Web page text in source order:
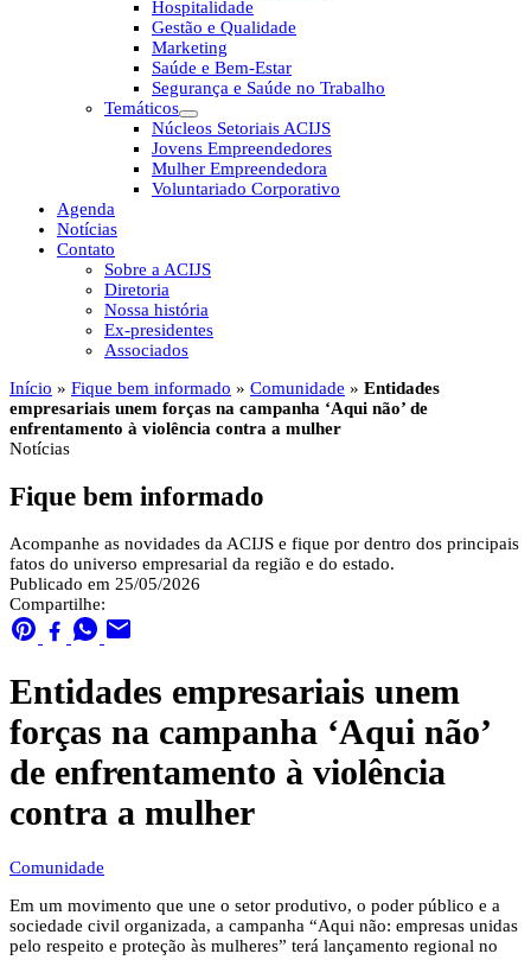
Hospitalidade
Gestão e Qualidade
Marketing
Saúde e Bem-Estar
Segurança e Saúde no Trabalho
Temáticos
Núcleos Setoriais ACIJS
Jovens Empreendedores
Mulher Empreendedora
Voluntariado Corporativo
Agenda
Notícias
Contato
Sobre a ACIJS
Diretoria
Nossa história
Ex-presidentes
Associados
Início » Fique bem informado » Comunidade » Entidades
empresariais unem forças na campanha ‘Aqui não’ de
enfrentamento à violência contra a mulher
Notícias
Fique bem informado
Acompanhe as novidades da ACIJS e fique por dentro dos principais
fatos do universo empresarial da região e do estado.
Publicado em 25/05/2026
Compartilhe:
Entidades empresariais unem
forças na campanha ‘Aqui não’
de enfrentamento à violência
contra a mulher
Comunidade
Em um movimento que une o setor produtivo, o poder público e a
sociedade civil organizada, a campanha “Aqui não: empresas unidas
pelo respeito e proteção às mulheres” terá lançamento regional no